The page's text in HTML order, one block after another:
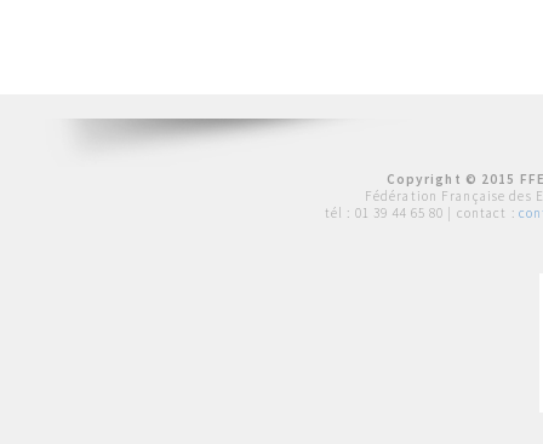
Copyright © 2015
Fédération Française des
tél : 01 39 44 65 80 | contact :